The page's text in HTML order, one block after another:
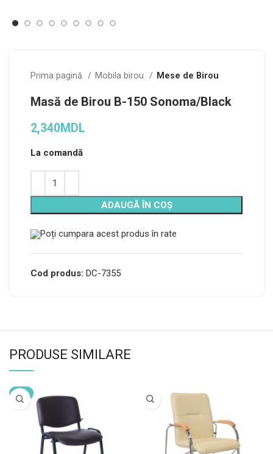
Prima pagină Mobila birou Mese de Birou
Masă de Birou B-150 Sonoma/Black
2,340MDL
La comandă
ADAUGĂ ÎN COȘ
Alternative:
Poți cumpara acest produs în rate
Cod produs: DC-7355
PRODUSE SIMILARE
-9%